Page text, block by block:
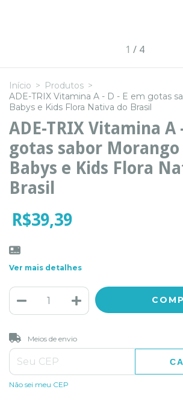
1 / 4
Início > Produtos >
ADE-TRIX Vitamina A - D - E em gotas
Babys e Kids Flora Nativa do Brasil
ADE-TRIX Vitamina A
gotas sabor Morango
Babys e Kids Flora
Brasil
R$39,39
Ver mais detalhes
Entregas para o CEP:
Meios de envio
Não sei meu CEP